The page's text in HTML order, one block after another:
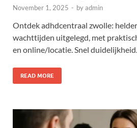
November 1, 2025 - byadmin
Ontdek adhdcentraal zwolle:
wachttijden uitgelegd, met
en online/locatie. Snel duidelijkheid.
READ MORE